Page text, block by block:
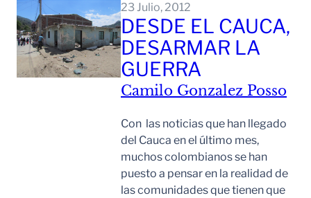
23 Julio, 2012
DESDE EL CAUCA,
DESARMAR LA
GUERRA
Camilo Gonzalez Posso
Con las noticias que han llegado
del Cauca en el último mes,
muchos colombianos se han
puesto a pensar en la realidad de
las comunidades que tienen que